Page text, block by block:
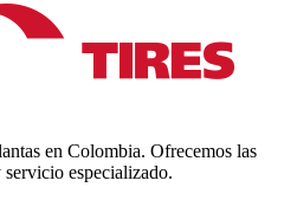
en Colombia. Ofrecemos las
especializado.